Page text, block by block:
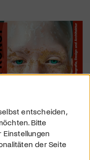
entscheiden,
Bitte
Einstellungen
der Seite